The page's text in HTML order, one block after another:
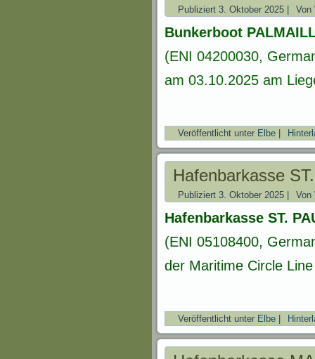
Publiziert 3. Oktober 2025 Von
Bunkerboot
(ENI 04200030,
am 03.10.2025 am
Veröffentlicht unter Elbe
Hafenbarkasse
Publiziert 3. Oktober 2025 Von
Hafenbarkasse ST.
(ENI 05108400,
der Maritime Circle
Veröffentlicht unter Elbe